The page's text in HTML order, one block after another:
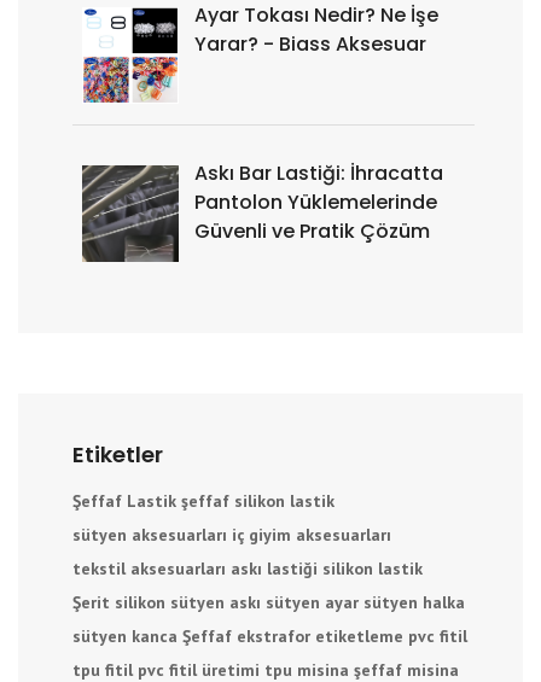
Ayar Tokası Nedir? Ne İşe
Yarar? - Biass Aksesuar
Askı Bar Lastiği: İhracatta
Pantolon Yüklemelerinde
Güvenli ve Pratik Çözüm
Etiketler
Şeffaf Lastik şeffaf silikon lastik
sütyen aksesuarları iç giyim aksesuarları
tekstil aksesuarları askı lastiği silikon lastik
Şerit silikon sütyen askı sütyen ayar sütyen halka
sütyen kanca Şeffaf ekstrafor etiketleme pvc fitil
tpu fitil pvc fitil üretimi tpu misina şeffaf misina